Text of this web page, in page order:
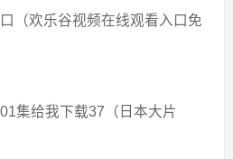
（欢乐谷视频在线观看入口免
集给我下载37（日本大片